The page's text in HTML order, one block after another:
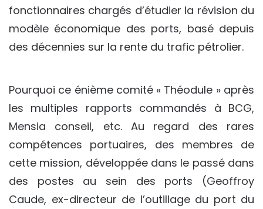
fonctionnaires chargés d’étudier la révision du
modèle économique des ports, basé depuis
des décennies sur la rente du trafic pétrolier.
Pourquoi ce énième comité « Théodule » après
les multiples rapports commandés à BCG,
Mensia conseil, etc. Au regard des rares
compétences portuaires, des membres de
cette mission, développée dans le passé dans
des postes au sein des ports (Geoffroy
Caude, ex-directeur de l’outillage du port du